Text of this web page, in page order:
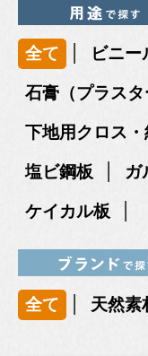
全て | ビニー
石膏（プラス
下地用クロス・
塩ビ鋼板 | ガ
ケイカル板 |
全て | 天然素